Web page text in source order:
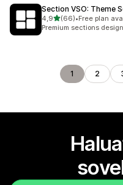
Section VSO: Theme
4,9/ 5 tähteä
(66)
66 arvostelua yhteensä
•Free plan
Premium sections
1 2